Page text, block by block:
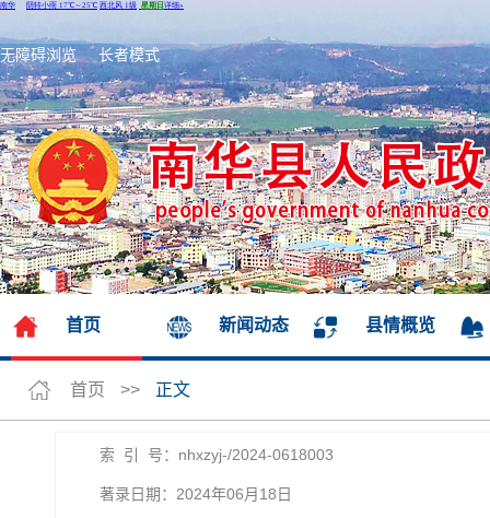
无障碍浏览 长者模式
首页 新闻动态 县情概览
首页 >> 正文
索 引 号：nhxzyj-/2024-0618003
著录日期：2024年06月18日